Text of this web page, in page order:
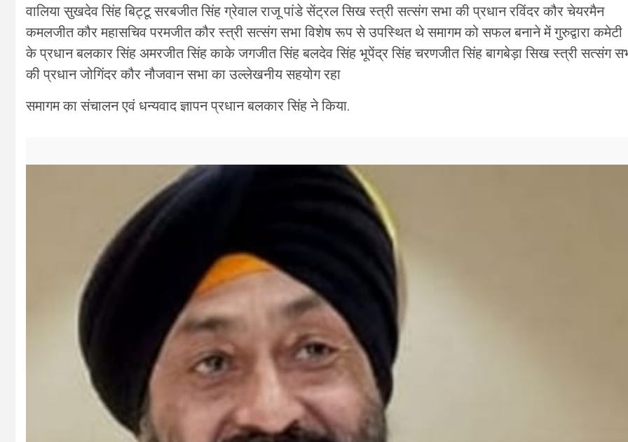
वालिया सुखदेव सिंह बिट्टू सरबजीत सिंह ग्रेवाल राजू पांडे सेंट्रल सिख स्त्री सत्संग सभा की प्रधान रविंदर कौर चेयरमैन
कमलजीत कौर महासचिव परमजीत कौर स्त्री सत्संग सभा विशेष रूप से उपस्थित थे समागम को सफल बनाने में गुरुद्वारा कमेटी
के प्रधान बलकार सिंह अमरजीत सिंह काके जगजीत सिंह बलदेव सिंह भूपेंद्र सिंह चरणजीत सिंह बागबेड़ा सिख स्त्री सत्संग
की प्रधान जोगिंदर कौर नौजवान सभा का उल्लेखनीय सहयोग रहा
समागम का संचालन एवं धन्यवाद ज्ञापन प्रधान बलकार सिंह ने किया.